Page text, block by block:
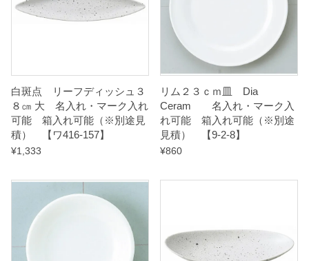
※
積
）
【
白斑点 リーフディッシュ３
８㎝ 大 名入れ・マーク入れ
可能 箱入れ可能（※別途見
積） 【ワ416-157】
¥1,333
リム２３ｃｍ皿 Dia
Ceram 名入れ・マーク入
れ可能 箱入れ可能（※別途
見積） 【9-2-8】
¥860